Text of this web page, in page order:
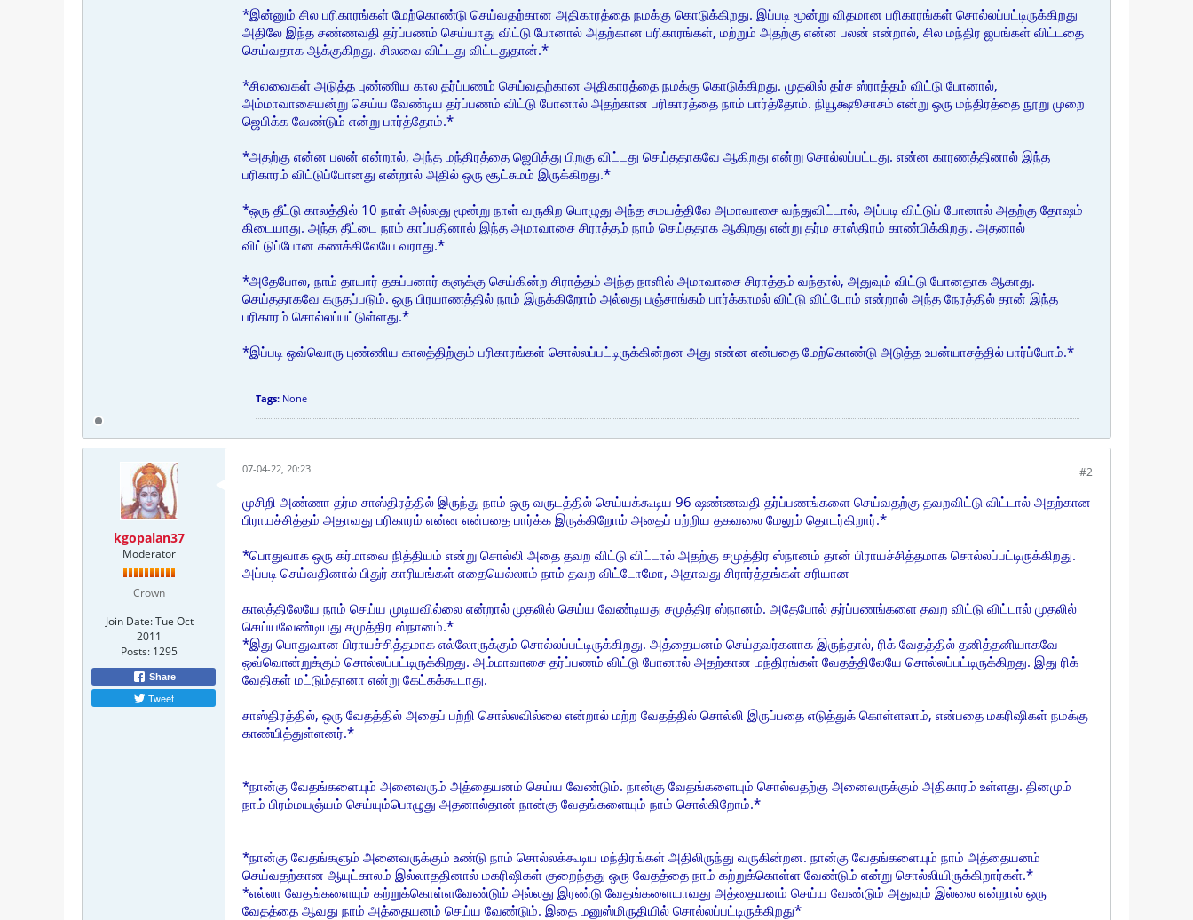
*இன்னும் சில பரிகாரங்கள் மேற்கொண்டு செய்வதற்கான அதிகாரத்தை நமக்கு கொடுக்கிறது. இப்படி மூன்று விதமான பரிகாரங்கள் சொல்லப்பட்டிருக்கிறது
அதிலே இந்த சண்ணவதி தர்ப்பணம் செய்யாது விட்டு போனால் அதற்கான பரிகாரங்கள், மற்றும் அதற்கு என்ன பலன் என்றால், சில மந்திர ஜபங்கள் விட்டதை
செய்வதாக ஆக்குகிறது. சிலவை விட்டது விட்டதுதான்.*
*சிலவைகள் அடுத்த புண்ணிய கால தர்ப்பணம் செய்வதற்கான அதிகாரத்தை நமக்கு கொடுக்கிறது. முதலில் தர்ச ஸ்ராத்தம் விட்டு போனால்,
அம்மாவாசையன்று செய்ய வேண்டிய தர்ப்பணம் விட்டு போனால் அதற்கான பரிகாரத்தை நாம் பார்த்தோம். நியூக்ஷூசாசம் என்று ஒரு மந்திரத்தை நூறு முறை
ஜெபிக்க வேண்டும் என்று பார்த்தோம்.*
*அதற்கு என்ன பலன் என்றால், அந்த மந்திரத்தை ஜெபித்து பிறகு விட்டது செய்ததாகவே ஆகிறது என்று சொல்லப்பட்டது. என்ன காரணத்தினால் இந்த
பரிகாரம் விட்டுப்போனது என்றால் அதில் ஒரு சூட்சுமம் இருக்கிறது.*
*ஒரு தீட்டு காலத்தில் 10 நாள் அல்லது மூன்று நாள் வருகிற பொழுது அந்த சமயத்திலே அமாவாசை வந்துவிட்டால், அப்படி விட்டுப் போனால் அதற்கு தோஷம்
கிடையாது. அந்த தீட்டை நாம் காப்பதினால் இந்த அமாவாசை சிராத்தம் நாம் செய்ததாக ஆகிறது என்று தர்ம சாஸ்திரம் காண்பிக்கிறது. அதனால்
விட்டுப்போன கணக்கிலேயே வராது.*
*அதேபோல, நாம் தாயார் தகப்பனார் களுக்கு செய்கின்ற சிராத்தம் அந்த நாளில் அமாவாசை சிராத்தம் வந்தால், அதுவும் விட்டு போனதாக ஆகாது.
செய்ததாகவே கருதப்படும். ஒரு பிரயாணத்தில் நாம் இருக்கிறோம் அல்லது பஞ்சாங்கம் பார்க்காமல் விட்டு விட்டோம் என்றால் அந்த நேரத்தில் தான் இந்த
பரிகாரம் சொல்லப்பட்டுள்ளது.*
*இப்படி ஒவ்வொரு புண்ணிய காலத்திற்கும் பரிகாரங்கள் சொல்லப்பட்டிருக்கின்றன அது என்ன என்பதை மேற்கொண்டு அடுத்த உபன்யாசத்தில் பார்ப்போம்.*
Tags: None
kgopalan37
Moderator
Crown
Join Date: Tue Oct
2011
Posts: 1295
Share
Tweet
#2
07-04-22, 20:23
முசிறி அண்ணா தர்ம சாஸ்திரத்தில் இருந்து நாம் ஒரு வருடத்தில் செய்யக்கூடிய 96 ஷண்ணவதி தர்ப்பணங்களை செய்வதற்கு தவறவிட்டு விட்டால் அதற்கான
பிராயச்சித்தம் அதாவது பரிகாரம் என்ன என்பதை பார்க்க இருக்கிறோம் அதைப் பற்றிய தகவலை மேலும் தொடர்கிறார்.*
*பொதுவாக ஒரு கர்மாவை நித்தியம் என்று சொல்லி அதை தவற விட்டு விட்டால் அதற்கு சமுத்திர ஸ்நானம் தான் பிராயச்சித்தமாக சொல்லப்பட்டிருக்கிறது.
அப்படி செய்வதினால் பிதுர் காரியங்கள் எதையெல்லாம் நாம் தவற விட்டோமோ, அதாவது சிரார்த்தங்கள் சரியான
காலத்திலேயே நாம் செய்ய முடியவில்லை என்றால் முதலில் செய்ய வேண்டியது சமுத்திர ஸ்நானம். அதேபோல் தர்ப்பணங்களை தவற விட்டு விட்டால் முதலில்
செய்யவேண்டியது சமுத்திர ஸ்நானம்.*
*இது பொதுவான பிராயச்சித்தமாக எல்லோருக்கும் சொல்லப்பட்டிருக்கிறது. அத்தையனம் செய்தவர்களாக இருந்தால், ரிக் வேதத்தில் தனித்தனியாகவே
ஒவ்வொன்றுக்கும் சொல்லப்பட்டிருக்கிறது. அம்மாவாசை தர்ப்பணம் விட்டு போனால் அதற்கான மந்திரங்கள் வேதத்திலேயே சொல்லப்பட்டிருக்கிறது. இது ரிக்
வேதிகள் மட்டும்தானா என்று கேட்கக்கூடாது.
சாஸ்திரத்தில், ஒரு வேதத்தில் அதைப் பற்றி சொல்லவில்லை என்றால் மற்ற வேதத்தில் சொல்லி இருப்பதை எடுத்துக் கொள்ளலாம், என்பதை மகரிஷிகள் நமக்கு
காண்பித்துள்ளனர்.*
*நான்கு வேதங்களையும் அனைவரும் அத்தையனம் செய்ய வேண்டும். நான்கு வேதங்களையும் சொல்வதற்கு அனைவருக்கும் அதிகாரம் உள்ளது. தினமும்
நாம் பிரம்மயஞ்யம் செய்யும்பொழுது அதனால்தான் நான்கு வேதங்களையும் நாம் சொல்கிறோம்.*
*நான்கு வேதங்களும் அனைவருக்கும் உண்டு நாம் சொல்லக்கூடிய மந்திரங்கள் அதிலிருந்து வருகின்றன. நான்கு வேதங்களையும் நாம் அத்தையனம்
செய்வதற்கான ஆயுட்காலம் இல்லாததினால் மகரிஷிகள் குறைந்தது ஒரு வேதத்தை நாம் கற்றுக்கொள்ள வேண்டும் என்று சொல்லியிருக்கிறார்கள்.*
*எல்லா வேதங்களையும் கற்றுக்கொள்ளவேண்டும் அல்லது இரண்டு வேதங்களையாவது அத்தையனம் செய்ய வேண்டும் அதுவும் இல்லை என்றால் ஒரு
வேதத்தை ஆவது நாம் அத்தையனம் செய்ய வேண்டும். இதை மனுஸ்மிருதியில் சொல்லப்பட்டிருக்கிறது*